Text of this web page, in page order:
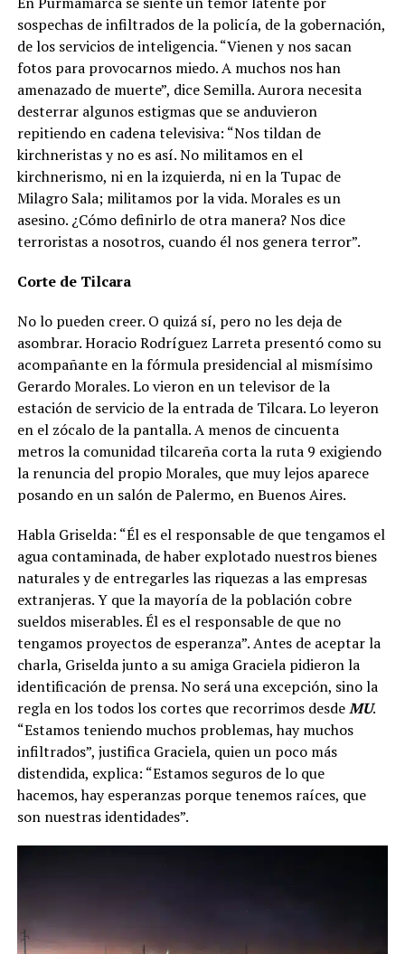
sospechas de infiltrados de la policía, de la gobernación,
de los servicios de inteligencia. “Vienen y nos sacan
fotos para provocarnos miedo. A muchos nos han
amenazado de muerte”, dice Semilla. Aurora necesita
desterrar algunos estigmas que se anduvieron
repitiendo en cadena televisiva: “Nos tildan de
kirchneristas y no es así. No militamos en el
kirchnerismo, ni en la izquierda, ni en la Tupac de
Milagro Sala; militamos por la vida. Morales es un
asesino. ¿Cómo definirlo de otra manera? Nos dice
terroristas a nosotros, cuando él nos genera terror”.
Corte de Tilcara
No lo pueden creer. O quizá sí, pero no les deja de
asombrar. Horacio Rodríguez Larreta presentó como su
acompañante en la fórmula presidencial al mismísimo
Gerardo Morales. Lo vieron en un televisor de la
estación de servicio de la entrada de Tilcara. Lo leyeron
en el zócalo de la pantalla. A menos de cincuenta
metros la comunidad tilcareña corta la ruta 9 exigiendo
la renuncia del propio Morales, que muy lejos aparece
posando en un salón de Palermo, en Buenos Aires.
Habla Griselda: “Él es el responsable de que tengamos el
agua contaminada, de haber explotado nuestros bienes
naturales y de entregarles las riquezas a las empresas
extranjeras. Y que la mayoría de la población cobre
sueldos miserables. Él es el responsable de que no
tengamos proyectos de esperanza”. Antes de aceptar la
charla, Griselda junto a su amiga Graciela pidieron la
identificación de prensa. No será una excepción, sino la
regla en los todos los cortes que recorrimos desdeMU.
“Estamos teniendo muchos problemas, hay muchos
infiltrados”, justifica Graciela, quien un poco más
distendida, explica: “Estamos seguros de lo que
hacemos, hay esperanzas porque tenemos raíces, que
son nuestras identidades”.